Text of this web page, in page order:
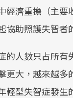
經濟重擔（主
協助照護失智者
的人數只占所
更大，越來越
輕型失智症發生